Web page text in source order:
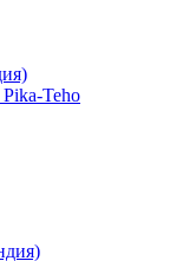
Teho